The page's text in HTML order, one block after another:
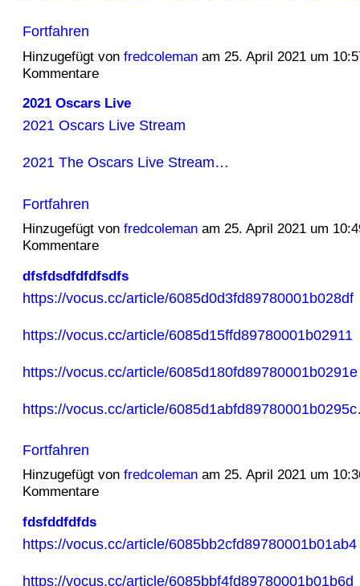
Fortfahren
Hinzugefügt von fredcolemanam 25. April 2021 um
Kommentare
2021 Oscars Live
2021 Oscars Live Stream
2021 The Oscars Live Stream…
Fortfahren
Hinzugefügt von fredcolemanam 25. April 2021 um
Kommentare
dfsfdsdfdfdfsdfs
https://vocus.cc/article/6085d0d3fd89780001b028df
https://vocus.cc/article/6085d15ffd89780001b02911
https://vocus.cc/article/6085d180fd89780001b0291e
https://vocus.cc/article/
Fortfahren
Hinzugefügt von fredcolemanam 25. April 2021 um
Kommentare
fdsfddfdfds
https://vocus.cc/article/6085bb2cfd89780001b01ab4
https://vocus.cc/article/6085bbf4fd89780001b01b6d